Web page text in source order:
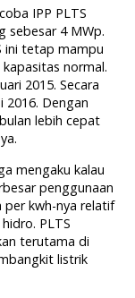
IPP PLTS
sebesar 4 MWp.
ini tetap mampu
normal.
2015. Secara
2016. Dengan
lebih cepat
mengaku kalau
penggunaan
per kwh-nya relatif
PLTS
terutama di
listrik